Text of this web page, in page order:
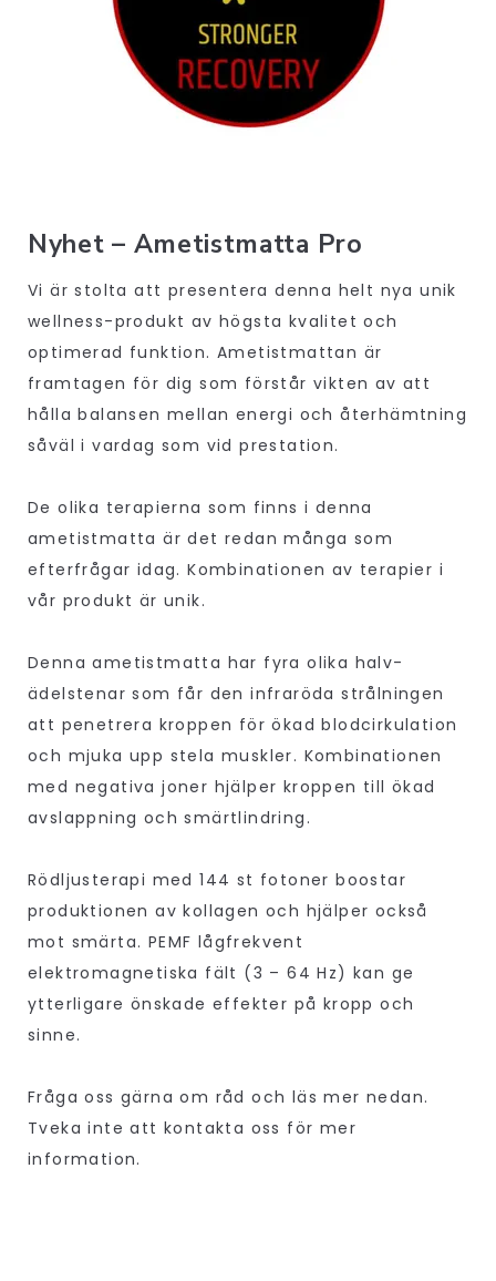
Nyhet – Ametistmatta Pro
Vi är stolta att presentera denna helt nya unik
wellness-produkt av högsta kvalitet och
optimerad funktion. Ametistmattan är
framtagen för dig som förstår vikten av att
hålla balansen mellan energi och återhämtning
såväl i vardag som vid prestation.
De olika terapierna som finns i denna
ametistmatta är det redan många som
efterfrågar idag. Kombinationen av terapier i
vår produkt är unik.
Denna ametistmatta har fyra olika halv-
ädelstenar som får den infraröda strålningen
att penetrera kroppen för ökad blodcirkulation
och mjuka upp stela muskler. Kombinationen
med negativa joner hjälper kroppen till ökad
avslappning och smärtlindring.
Rödljusterapi med 144 st fotoner boostar
produktionen av kollagen och hjälper också
mot smärta. PEMF lågfrekvent
elektromagnetiska fält (3 – 64 Hz) kan ge
ytterligare önskade effekter på kropp och
sinne.
Fråga oss gärna om råd och läs mer nedan.
Tveka inte att kontakta oss för mer
information.